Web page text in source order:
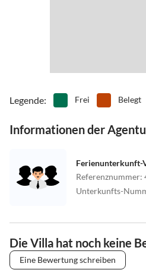
Legende: Frei Belegt
Informationen der
Ferienunterkunft-
Referenznummer:
Unterkunfts-
Die Villa hat noch keine
Eine Bewertung schreiben